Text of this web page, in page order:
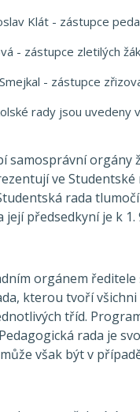
Klát - zástupce
- zástupce zletilých
- zástupce
rady jsou uvedeny
samosprávní orgány
ve
rada
její předsedkyní je k 1.
orgánem ředitele
kterou tvoří
tříd.
rada je
však být v